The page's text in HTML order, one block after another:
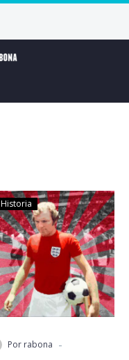
Historia
Por rabona -